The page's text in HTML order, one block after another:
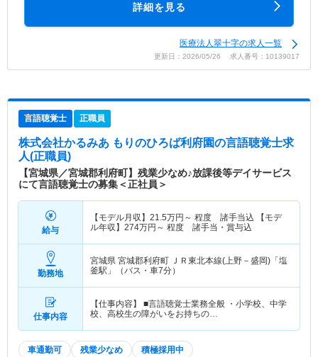
詳細を見る
医療法人翠十字の求人一覧
更新日：2026/05/26 求人番号：10139017
言語聴覚士 正職員
株式会社かるみあ もりのひろば利府園の言語聴覚士求
人(正職員)
【宮城県／宮城郡利府町】残業少なめ♪放課後等デイサービス
にて言語聴覚士の募集＜正社員＞
給与
【モデル月収】 21.5万円～ 程度 諸手当込 【モデ
ル年収】 274万円～ 程度 諸手当・賞与込
勤務地
宮城県 宮城郡利府町
ＪＲ東北本線(上野－盛岡)「塩
釜駅」（バス・車7分）
仕事内容
【仕事内容】 ■言語聴覚士業務全般 ・小学校、中学
校、高校生の障がいをお持ちの…
車通勤可 残業少なめ 積極採用中